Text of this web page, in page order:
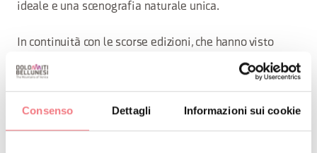
Consenso Dettagli Informazioni sui cookie
ideale e una scenografia naturale unica.
In continuità con le scorse edizioni, che hanno visto
rappresentate opere come "La Traviata", "Tosca" e, lo
protagonista sarà "Il Rigoletto